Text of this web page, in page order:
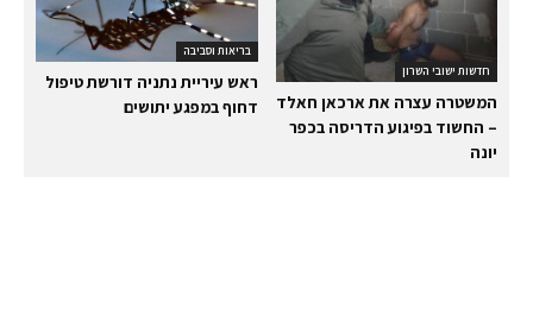
בריאות וסביבה
ראש עיריית נתניה דורשת טיפול
דחוף במפגע יתושים
חדשות ישובי השרון
המשטרה עצרה את ארכאן חאלד
– החשוד בפיגוע הדריסה בכפר
יונה